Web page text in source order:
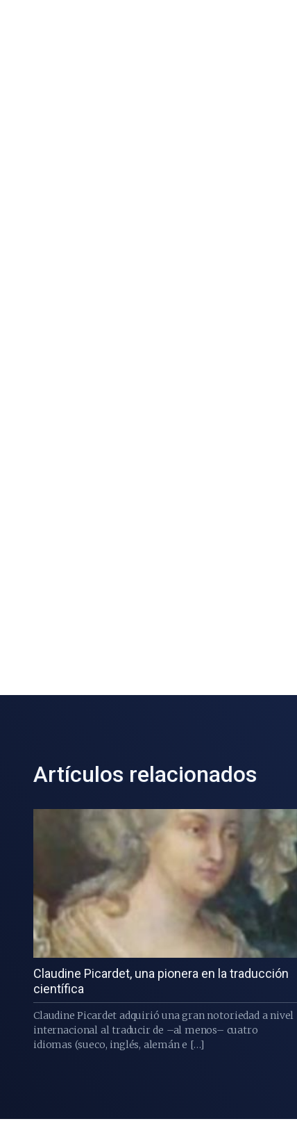
Artículos relacionados
Claudine Picardet, una pionera en la traducción
científica
Claudine Picardet adquirió una gran notoriedad a nivel
internacional al traducir de –al menos– cuatro
idiomas (sueco, inglés, alemán e […]